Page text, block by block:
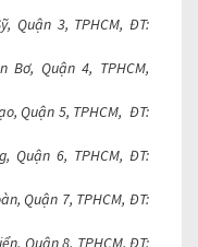
Quận 3, TPHCM, ĐT:
Bơ, Quận 4, TPHCM,
Quận 5, TPHCM, ĐT:
Quận 6, TPHCM, ĐT:
Quận 7, TPHCM, ĐT:
Quận 8, TPHCM, ĐT: